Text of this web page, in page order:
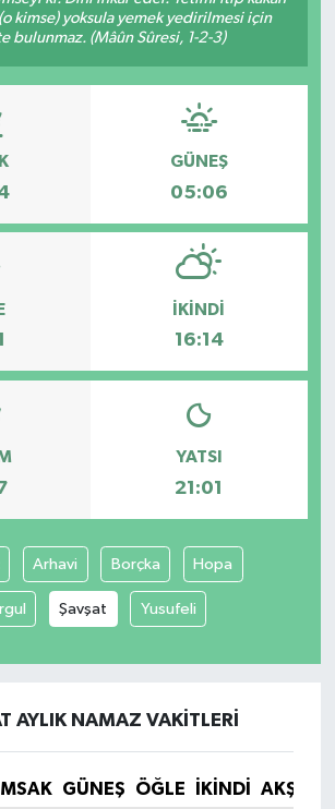
kimse) yoksula yemek yedirilmesi için
bulunmaz. (Mâûn Sûresi, 1-2-3)
GÜNEŞ
05:06
İKINDI
16:14
YATSI
21:01
Arhavi Borçka Hopa
Şavşat Yusufeli
AYLIK NAMAZ VAKITLERI
İMSAK GÜNEŞ ÖĞLE İKINDI
AKŞAM